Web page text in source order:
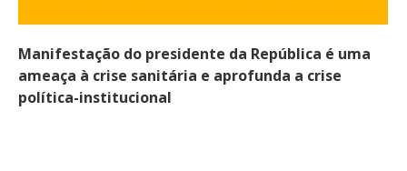
Manifestação do presidente da República é uma
ameaça à crise sanitária e aprofunda a crise
política-institucional